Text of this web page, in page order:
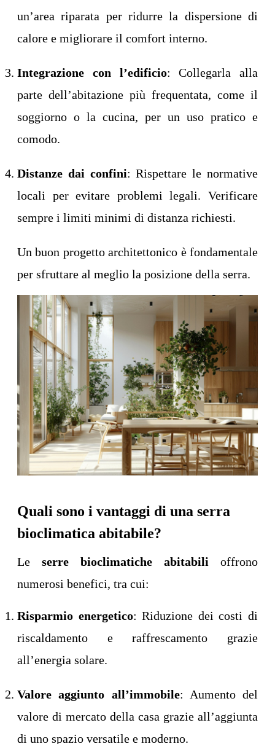
un’area riparata per ridurre la dispersione di
calore e migliorare il comfort interno.
Integrazione con l’edificio: Collegarla alla
parte dell’abitazione più frequentata, come il
soggiorno o la cucina, per un uso pratico e
comodo.
Distanze dai confini: Rispettare le normative
locali per evitare problemi legali. Verificare
sempre i limiti minimi di distanza richiesti.
Un buon progetto architettonico è fondamentale
per sfruttare al meglio la posizione della serra.
Quali sono i vantaggi di una serra
bioclimatica abitabile?
Le serre bioclimatiche abitabili offrono
numerosi benefici, tra cui:
Risparmio energetico: Riduzione dei costi di
riscaldamento e raffrescamento grazie
all’energia solare.
Valore aggiunto all’immobile: Aumento del
valore di mercato della casa grazie all’aggiunta
di uno spazio versatile e moderno.